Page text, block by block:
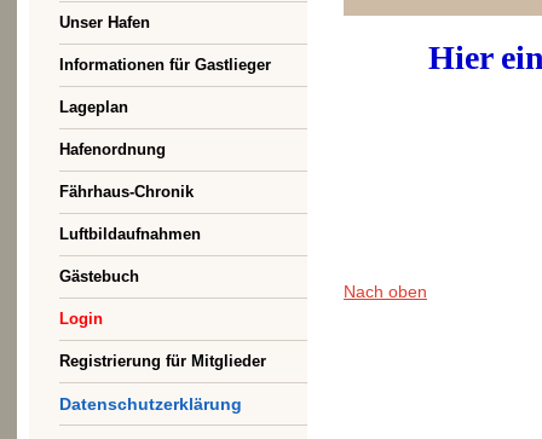
Unser Hafen
Informationen für Gastlieger
Lageplan
Hafenordnung
Fährhaus-Chronik
Luftbildaufnahmen
Gästebuch
Login
Registrierung für Mitglieder
Datenschutzerklärung
Hier
Nach oben